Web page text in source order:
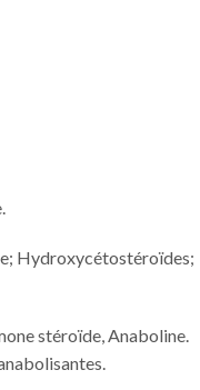
Hydroxycétostéroïdes;
stéroïde, Anaboline.